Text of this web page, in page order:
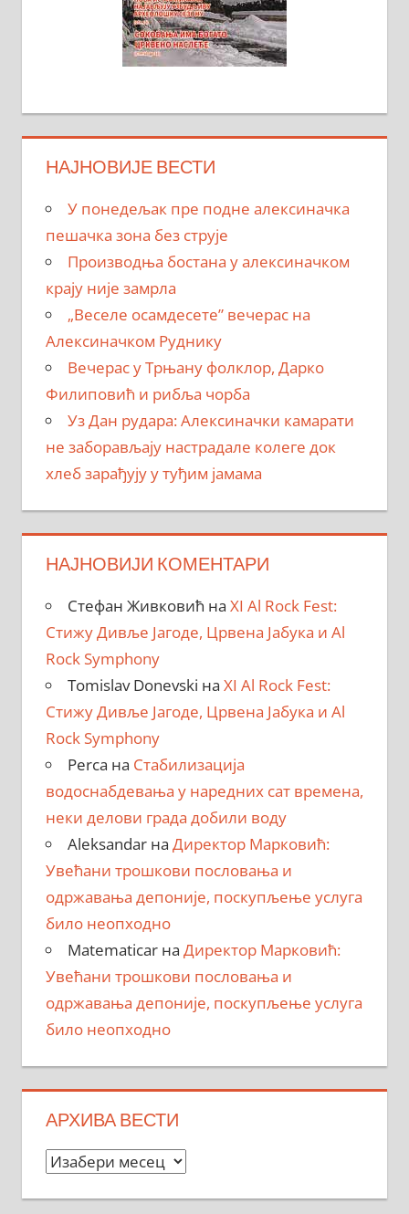
НАЈНОВИЈЕ ВЕСТИ
У понедељак пре подне алексиначка
пешачка зона без струје
Производња бостана у алексиначком
крају није замрла
„Веселе осамдесете” вечерас на
Алексиначком Руднику
Вечерас у Трњану фолклор, Дарко
Филиповић и рибља чорба
Уз Дан рудара: Алексиначки камарати
не заборављају настрадале колеге док
хлеб зарађују у туђим јамама
НАЈНОВИЈИ КОМЕНТАРИ
Стефан Живковић на XI Al Rock Fest:
Стижу Дивље Јагоде, Црвена Јабука и Al
Rock Symphony
Tomislav Donevski на XI Al Rock Fest:
Стижу Дивље Јагоде, Црвена Јабука и Al
Rock Symphony
Perca на Стабилизација
водоснабдевања у наредних сат времена,
неки делови града добили воду
Aleksandarна Директор Марковић:
Увећани трошкови пословања и
одржавања депоније, поскупљење услуга
било неопходно
Matematicarна Директор Марковић:
Увећани трошкови пословања и
одржавања депоније, поскупљење услуга
било неопходно
АРХИВА ВЕСТИ
Архива